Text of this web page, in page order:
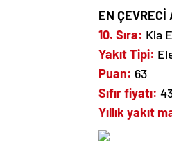
EN
10. Sıra: Kia
Yakıt Tipi:
Puan: 63
Sıfır fiyatı:
Yıllık yakıt